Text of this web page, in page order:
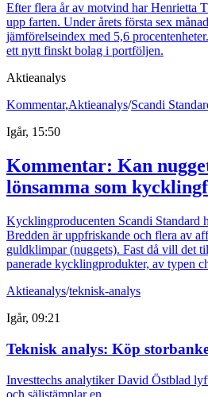
Efter flera år av motvind har Henrietta
upp farten. Under årets första sex
jämförelseindex med 5,6
ett nytt finskt bolag i portföljen.
Aktieanalys
Kommentar,Aktieanalys/Scandi
Igår, 15:50
Kommentar: Kan
lönsamma som
Kycklingproducenten Scandi Standard
Bredden är uppfriskande och flera av
guldklimpar (nuggets). Fast då vill det
panerade kycklingprodukter, av typen
Aktieanalys/teknisk-analys
Igår, 09:21
Teknisk analys: Köp
Investtechs analytiker David Östblad
och säljstämplar en.